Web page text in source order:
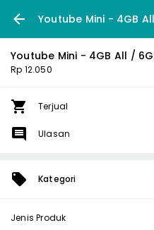
Youtube Mini - 4GB
Youtube Mini - 4GB All /
Rp 12.050
Terjual
Ulasan
Kategori
Jenis Produk